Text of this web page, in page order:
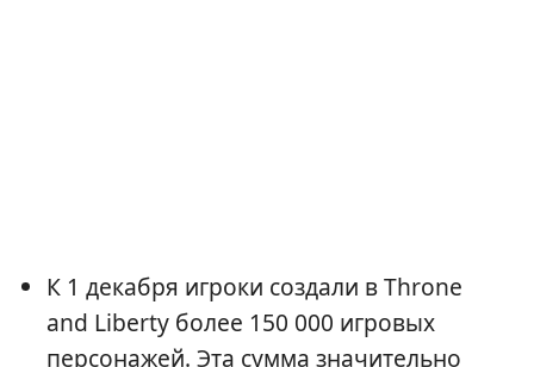
К 1 декабря игроки создали в Throne
and Liberty более 150 000 игровых
персонажей. Эта сумма значительно